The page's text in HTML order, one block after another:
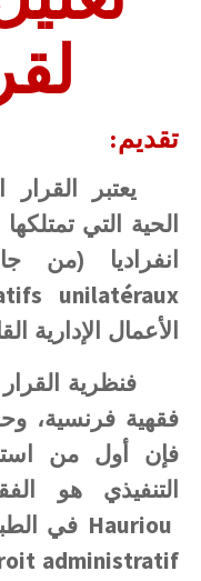
تقديم:
يعتبر
الحية التي
انفراديا (من
unilatéraux
الأعمال الإدارية
فنظرية
فقهية فرنسية،
فإن أول من
التنفيذي هو
Hauriou في
administratif